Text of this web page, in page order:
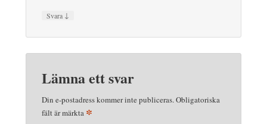
Svara ↓
Lämna ett svar
Din e-postadress kommer inte publiceras.Obligatoriska
fält är märkta *